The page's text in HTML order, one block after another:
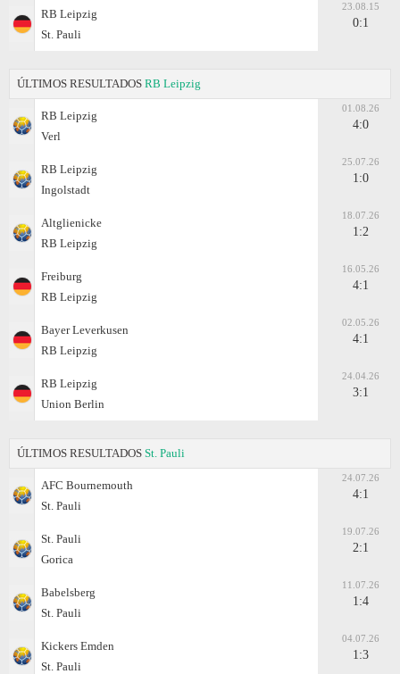
RB Leipzig
St. Pauli
23.08.15
0:1
ÚLTIMOS RESULTADOS RB Leipzig
RB Leipzig
Verl
01.08.26
4:0
RB Leipzig
Ingolstadt
25.07.26
1:0
Altglienicke
RB Leipzig
18.07.26
1:2
Freiburg
RB Leipzig
16.05.26
4:1
Bayer Leverkusen
RB Leipzig
02.05.26
4:1
RB Leipzig
Union Berlin
24.04.26
3:1
ÚLTIMOS RESULTADOS St. Pauli
AFC Bournemouth
St. Pauli
24.07.26
4:1
St. Pauli
Gorica
19.07.26
2:1
Babelsberg
St. Pauli
11.07.26
1:4
Kickers Emden
St. Pauli
04.07.26
1:3